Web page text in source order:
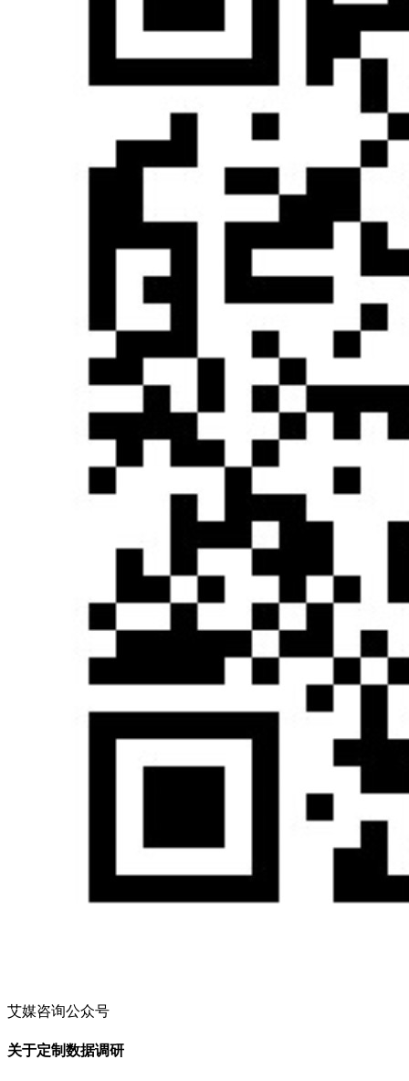
艾媒咨询公众号
关于定制数据调研